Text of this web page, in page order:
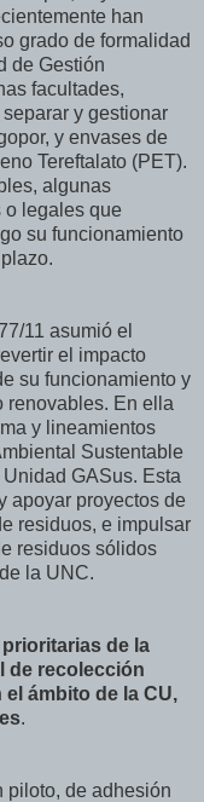
han
grado de formalidad
de Gestión
facultades,
y gestionar
y envases de
Tereftalato (PET).
algunas
o legales que
su funcionamiento
11 asumió el
el impacto
su funcionamiento y
renovables. En ella
y lineamientos
Sustentable
GASus. Esta
apoyar proyectos de
residuos, e impulsar
residuos sólidos
la UNC.
de la
de recolección
ámbito de la CU,
.
piloto, de adhesión